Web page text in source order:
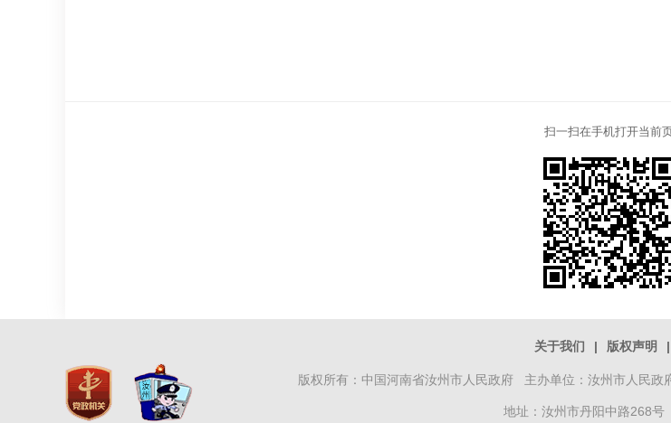
扫一扫在手机打开当前
关于我们 | 版权声明 |
版权所有：中国河南省汝州市人民政府 主办单位：汝州市人民
地址：汝州市丹阳中路268